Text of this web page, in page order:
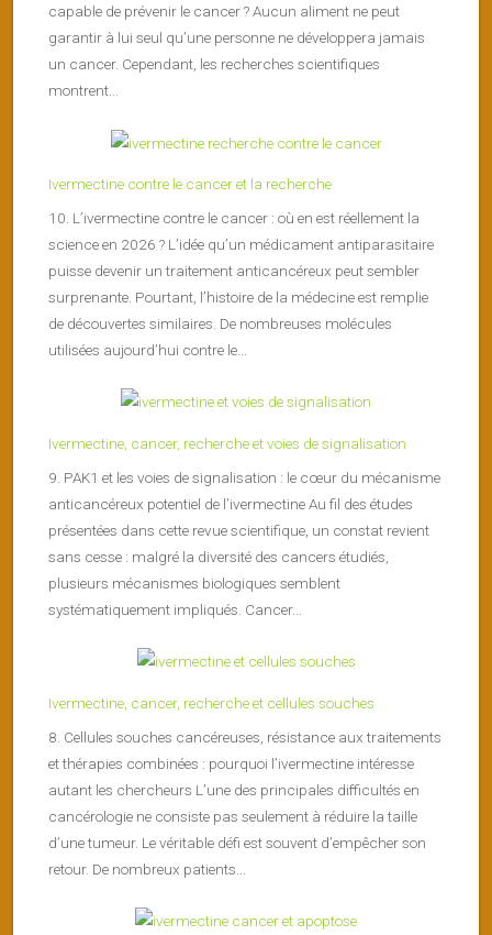
capable de prévenir le cancer ? Aucun aliment ne peut
garantir à lui seul qu’une personne ne développera jamais
un cancer. Cependant, les recherches scientifiques
montrent...
Ivermectine contre le cancer et la recherche
10. L’ivermectine contre le cancer : où en est réellement la
science en 2026 ? L’idée qu’un médicament antiparasitaire
puisse devenir un traitement anticancéreux peut sembler
surprenante. Pourtant, l’histoire de la médecine est remplie
de découvertes similaires. De nombreuses molécules
utilisées aujourd’hui contre le...
Ivermectine, cancer, recherche et voies de signalisation
9. PAK1 et les voies de signalisation : le cœur du mécanisme
anticancéreux potentiel de l’ivermectine Au fil des études
présentées dans cette revue scientifique, un constat revient
sans cesse : malgré la diversité des cancers étudiés,
plusieurs mécanismes biologiques semblent
systématiquement impliqués. Cancer...
Ivermectine, cancer, recherche et cellules souches
8. Cellules souches cancéreuses, résistance aux traitements
et thérapies combinées : pourquoi l’ivermectine intéresse
autant les chercheurs L’une des principales difficultés en
cancérologie ne consiste pas seulement à réduire la taille
d’une tumeur. Le véritable défi est souvent d’empêcher son
retour. De nombreux patients...